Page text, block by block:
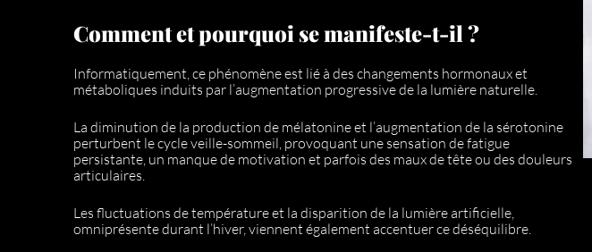
Comment et pourquoi se manifeste-t-il ?
Informatiquement, ce phénomène est lié à des changements hormonaux et
métaboliques induits par l’augmentation progressive de la lumière naturelle.
La diminution de la production de mélatonine et l’augmentation de la sérotonine
perturbent le cycle veille-sommeil, provoquant une sensation de fatigue
persistante, un manque de motivation et parfois des maux de tête ou des douleurs
articulaires.
Les fluctuations de température et la disparition de la lumière artificielle,
omniprésente durant l’hiver, viennent également accentuer ce déséquilibre.